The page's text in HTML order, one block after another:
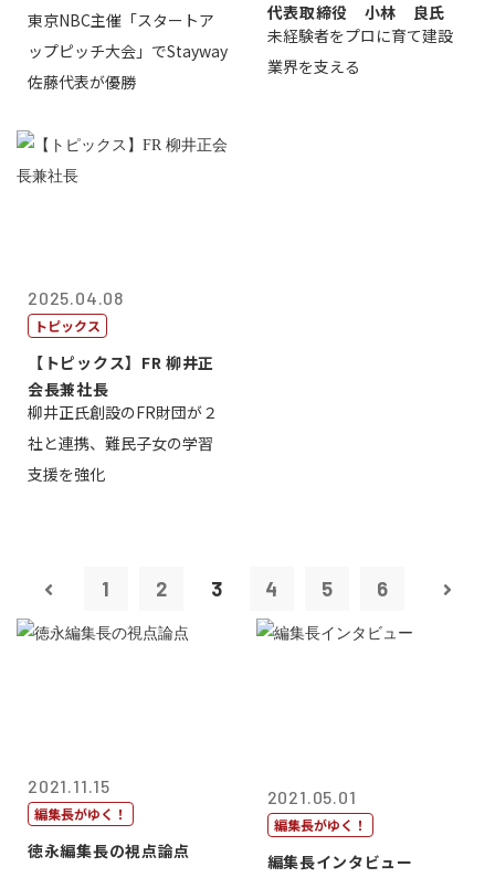
東京NBC主催「スタートア
ップピッチ大会」でStayway
佐藤代表が優勝
代表取締役 小林 良氏
未経験者をプロに育て建設
業界を支える
2025.04.08
トピックス
【トピックス】FR 柳井正
会長兼社長
柳井正氏創設のFR財団が２
社と連携、難民子女の学習
支援を強化
1 2 3 4 5 6
2021.11.15
編集長がゆく！
徳永編集長の視点論点
2021.05.01
編集長がゆく！
編集長インタビュー